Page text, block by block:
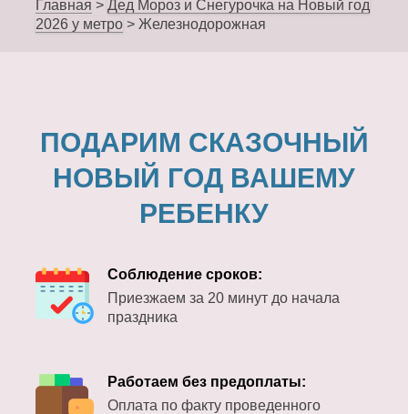
Главная > Дед Мороз и Снегурочка на Новый год
2026 у метро > Железнодорожная
ПОДАРИМ СКАЗОЧНЫЙ
НОВЫЙ ГОД ВАШЕМУ
РЕБЕНКУ
Соблюдение сроков:
Приезжаем за 20 минут до начала
праздника
Работаем без предоплаты:
Оплата по факту проведенного